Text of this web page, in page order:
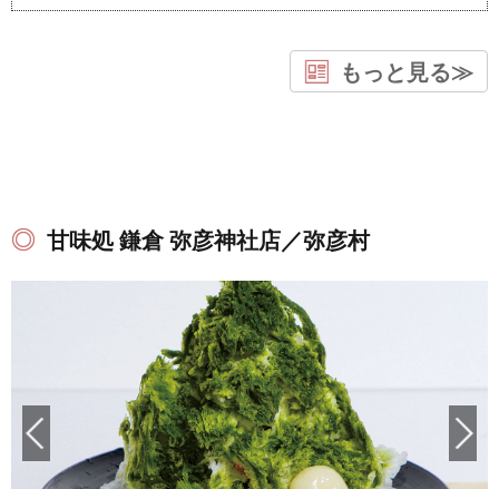
もっと見る≫
甘味処 鎌倉 弥彦神社店／弥彦村